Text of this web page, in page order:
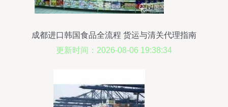
成都进口韩国食品全流程 货运与清关代理指南
更新时间：2026-08-06 19:38:34